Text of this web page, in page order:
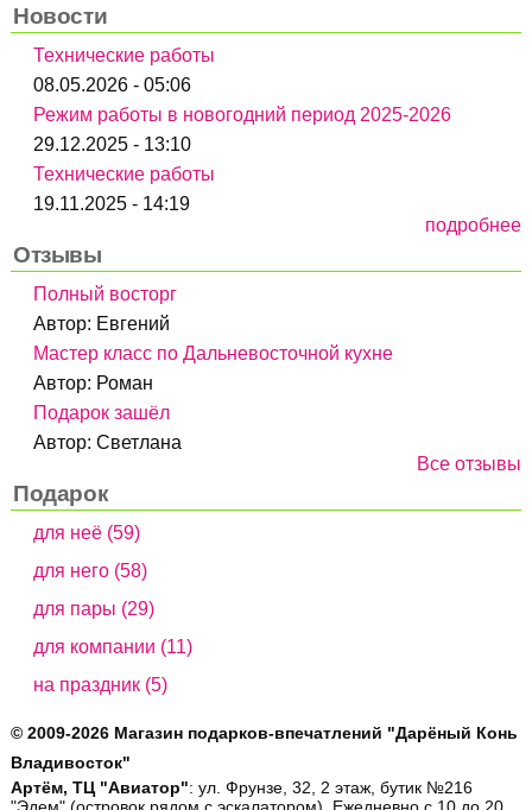
Новости
Технические работы
08.05.2026 - 05:06
Режим работы в новогодний период 2025-2026
29.12.2025 - 13:10
Технические работы
19.11.2025 - 14:19
подробнее
Отзывы
Полный восторг
Автор: Евгений
Мастер класс по Дальневосточной кухне
Автор: Роман
Подарок зашёл
Автор:Светлана
Все отзывы
Подарок
для неё (59)
для него (58)
для пары (29)
для компании (11)
на праздник (5)
© 2009-2026 Магазин подарков-впечатлений "Дарёный Конь
Владивосток"
Артём, ТЦ "Авиатор": ул. Фрунзе, 32, 2 этаж, бутик №216